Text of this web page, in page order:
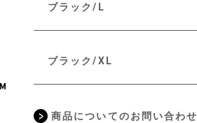
ブラック/L
ブラック/XL
商品についてのお問い合わせ